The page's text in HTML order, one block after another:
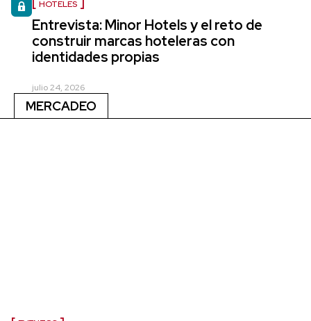
HOTELES
Entrevista: Minor Hotels y el reto de
construir marcas hoteleras con
identidades propias
julio 24, 2026
MERCADEO